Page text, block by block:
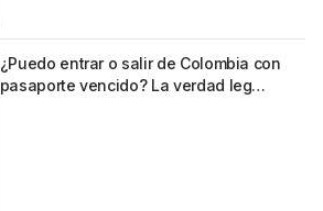
¿Puedo entrar o salir de Colombia con
pasaporte vencido? La verdad leg…